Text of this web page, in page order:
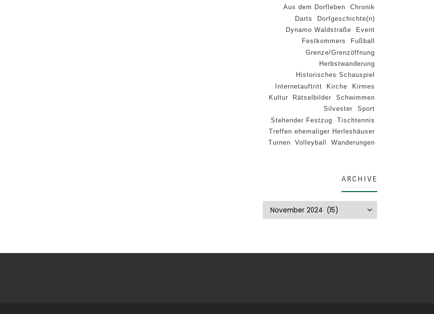
Aus dem Dorfleben
Chronik
Darts
Dorfgeschichte(n)
Dynamo Waldstraße
Event
Festkommers
Fußball
Grenze/Grenzöffnung
Herbstwanderung
Historisches Schauspiel
Internetauftritt
Kirche
Kirmes
Kultur
Rätselbilder
Schwimmen
Silvester
Sport
Stehender Festzug
Tischtennis
Treffen ehemaliger Herleshäuser
Turnen
Volleyball Wanderungen
ARCHIVE